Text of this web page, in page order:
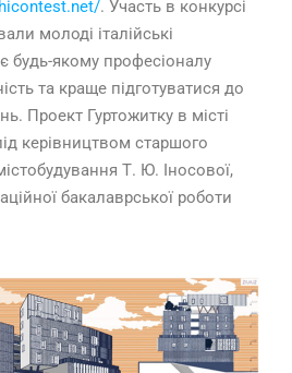
. Участь в конкурсі
молоді італійські
будь-якому професіоналу
та краще підготуватися до
Проект Гуртожитку в місті
керівництвом старшого
Т. Ю. Іносової,
бакалаврської роботи